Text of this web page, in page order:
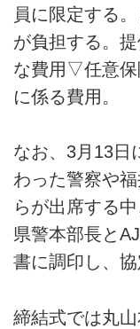
員に限定する
が負担する。
な費用▽任意
に係る費用。
なお、3月13日
わった警察や
らが出席する
県警本部長と
書に調印し、協
締結式では丸